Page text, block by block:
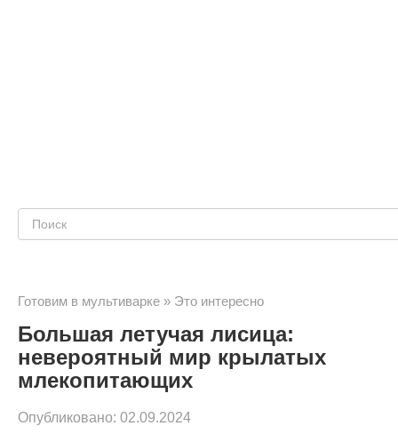
Поиск:
Готовим в мультиварке » Это интересно
Большая летучая лисица:
невероятный мир крылатых
млекопитающих
Опубликовано: 02.09.2024